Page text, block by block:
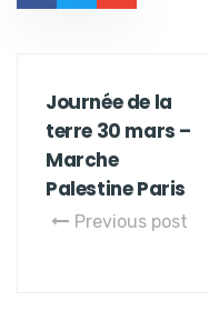
Journée de la
terre 30 mars –
Marche
Palestine Paris
Previous post